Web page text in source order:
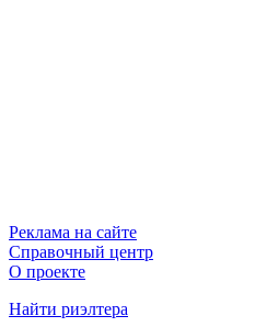
Реклама на сайте
Справочный центр
О проекте
Найти риэлтера